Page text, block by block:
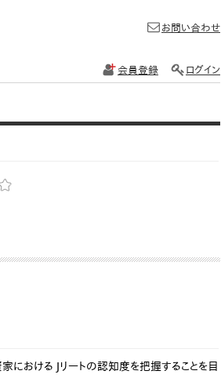
お問い合わせ
会員登録 ログイン
おける Jリートの認知度を把握することを目